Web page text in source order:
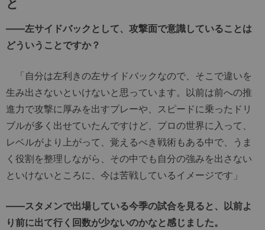
と
――左サイドバックとして、攻撃面で意識していることは
どういうことですか？
「自分は左利きの左サイドバックなので、そこで違いを
生み出さないといけないと思っています。以前は前への推
進力で攻撃に厚みを出すプレーや、スピードに乗ったドリ
ブルが多く出せていたんですけど、プロの世界に入って、
レベルがより上がって、覚えるべき戦術もある中で、うま
く役割を整理しながら、その中でも自分の強みを出さない
といけないところに、今は苦戦しているイメージです」
――スタメンで出場している今季の試合を見ると、以前よ
り前に出て行く回数が少ないのかなと感じました。